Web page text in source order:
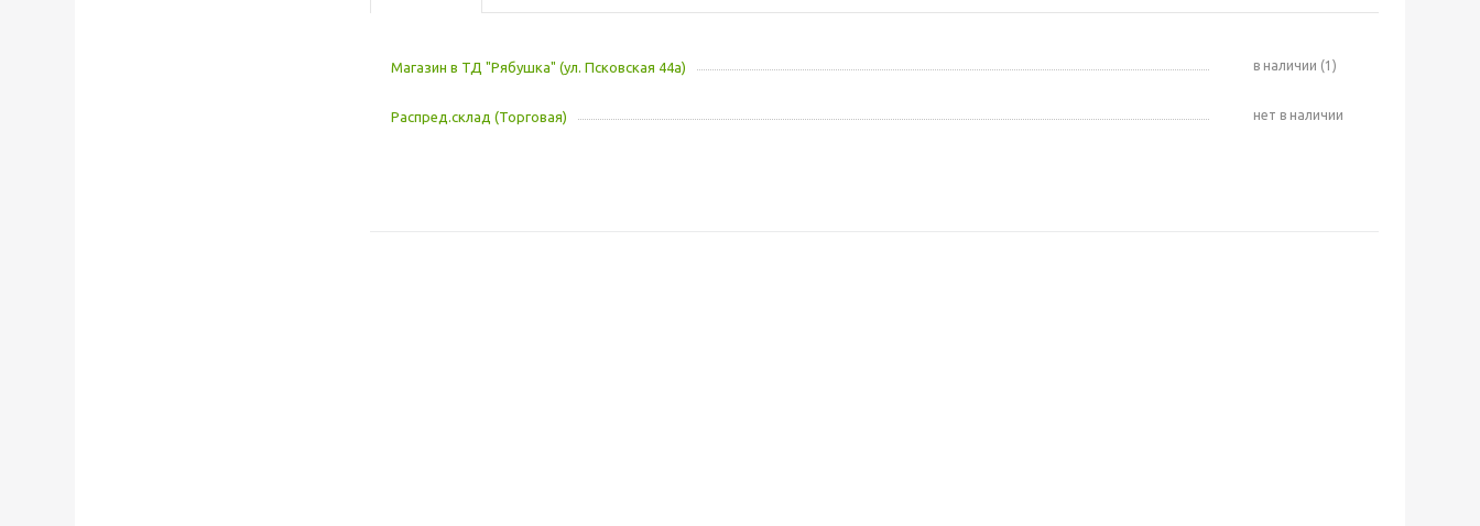
Магазин в ТД "Рябушка" (ул. Псковская 44а) В наличии (1)
Распред.склад (Торговая) Нет в наличии